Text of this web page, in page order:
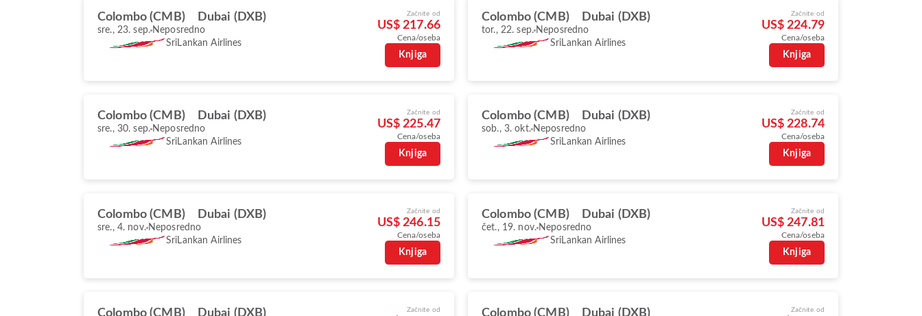
Colombo (CMB) Dubai (DXB)
sre., 23. sep. Neposredno
SriLankan Airlines
Začnite od
US$ 217.66
Cena/oseba
Knjiga
Colombo (CMB) Dubai (DXB)
tor., 22. sep. Neposredno
SriLankan Airlines
Začnite od
US$ 224.79
Cena/oseba
Knjiga
Colombo (CMB) Dubai (DXB)
sre., 30. sep. Neposredno
SriLankan Airlines
Začnite od
US$ 225.47
Cena/oseba
Knjiga
Colombo (CMB) Dubai (DXB)
sob., 3. okt. Neposredno
SriLankan Airlines
Začnite od
US$ 228.74
Cena/oseba
Knjiga
Colombo (CMB) Dubai (DXB)
sre., 4. nov. Neposredno
SriLankan Airlines
Začnite od
US$ 246.15
Cena/oseba
Knjiga
Colombo (CMB) Dubai (DXB)
čet., 19. nov. Neposredno
SriLankan Airlines
Začnite od
US$ 247.81
Cena/oseba
Knjiga
Colombo (CMB) Dubai (DXB) Začnite od Colombo (CMB) Dubai (DXB) Začnite od